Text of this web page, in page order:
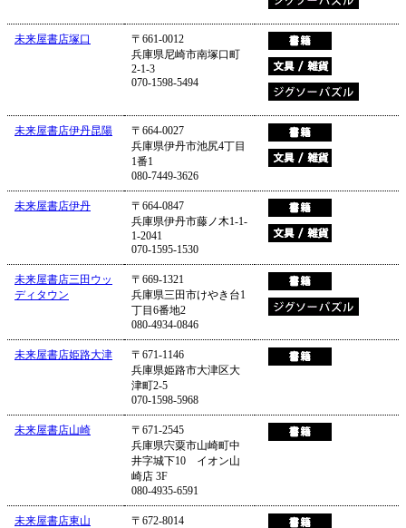
未来屋書店塚口
〒661-0012
兵庫県尼崎市南塚口町
2-1-3
070-1598-5494
未来屋書店伊丹昆陽
〒664-0027
兵庫県伊丹市池尻4丁目
1番1
080-7449-3626
未来屋書店伊丹
〒664-0847
兵庫県伊丹市藤ノ木1-1-
1-2041
070-1595-1530
未来屋書店三田ウッ
ディタウン
〒669-1321
兵庫県三田市けやき台1
丁目6番地2
080-4934-0846
未来屋書店姫路大津
〒671-1146
兵庫県姫路市大津区大
津町2-5
070-1598-5968
未来屋書店山崎
〒671-2545
兵庫県宍粟市山崎町中
井字城下10 イオン山
崎店 3F
080-4935-6591
未来屋書店東山
〒672-8014